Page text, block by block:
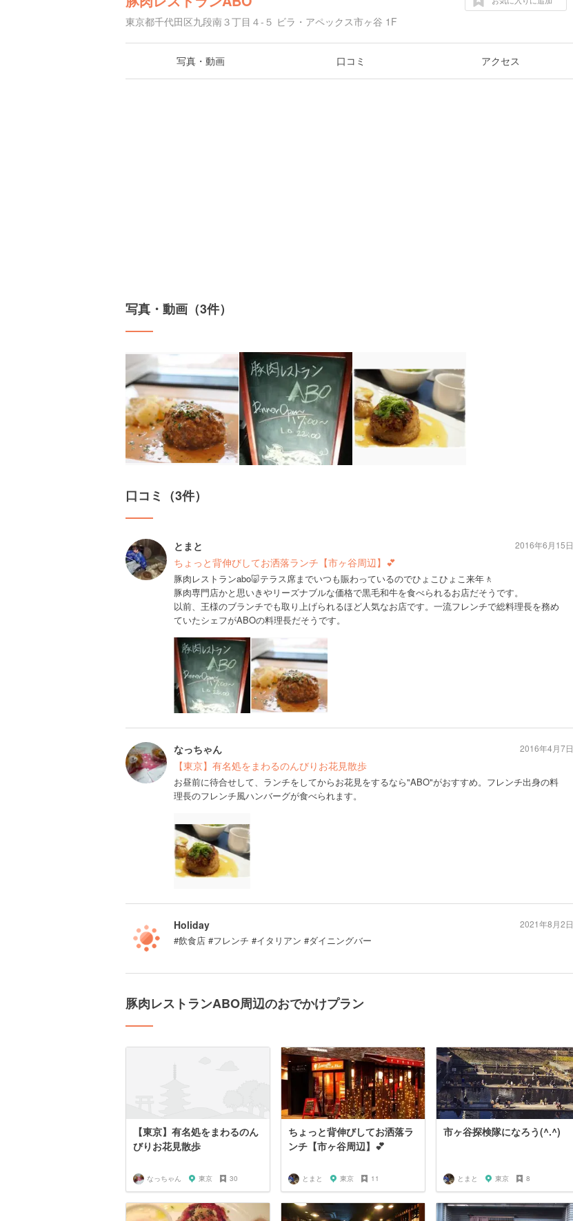
東京都千代田区九段南３丁目４-５ ビラ・アペックス市ヶ谷 1F
写真・動画 口コミ アクセス
写真・動画（3件）
口コミ（3件）
とまと
ちょっと背伸びしてお洒落ランチ【市ヶ谷周辺】💕
豚肉レストランabo🐷テラス席までいつも賑わっているのでひょこひょこ来年🚶
豚肉専門店かと思いきやリーズナブルな価格で黒毛和牛を食べられるお店だそうです。
以前、王様のブランチでも取り上げられるほど人気なお店です。一流フレンチで総料理長を務め
ていたシェフがABOの料理長だそうです。
2016年6月15日
なっちゃん
【東京】有名処をまわるのんびりお花見散歩
お昼前に待合せして、ランチをしてからお花見をするなら"ABO"がおすすめ。フレンチ出身の料
理長のフレンチ風ハンバーグが食べられます。
2016年4月7日
Holiday
#飲食店 #フレンチ #イタリアン #ダイニングバー
2021年8月2日
豚肉レストランABO周辺のおでかけプラン
【東京】有名処をまわるのん
びりお花見散歩
なっちゃん 東京 30
ちょっと背伸びしてお洒落ラ
ンチ【市ヶ谷周辺】💕
とまと 東京 11
市ヶ谷探検隊になろう(^.^)
とまと 東京 8